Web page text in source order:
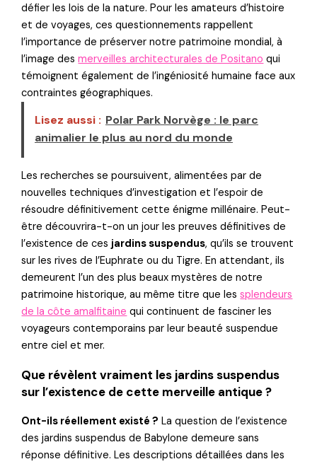
défier les lois de la nature. Pour les amateurs d’histoire
et de voyages, ces questionnements rappellent
l’importance de préserver notre patrimoine mondial, à
l’image desmerveilles architecturales de Positano qui
témoignent également de l’ingéniosité humaine face aux
contraintes géographiques.
Lisez aussi : Polar Park Norvège : le parc
animalier le plus au nord du monde
Les recherches se poursuivent, alimentées par de
nouvelles techniques d’investigation et l’espoir de
résoudre définitivement cette énigme millénaire. Peut-
être découvrira-t-on un jour les preuves définitives de
l’existence de ces jardins suspendus, qu’ils se trouvent
sur les rives de l’Euphrate ou du Tigre. En attendant, ils
demeurent l’un des plus beaux mystères de notre
patrimoine historique, au même titre que lessplendeurs
de la côte amalfitaine qui continuent de fasciner les
voyageurs contemporains par leur beauté suspendue
entre ciel et mer.
Que révèlent vraiment les jardins suspendus
sur l’existence de cette merveille antique ?
Ont-ils réellement existé ? La question de l’existence
des jardins suspendus de Babylone demeure sans
réponse définitive. Les descriptions détaillées dans les